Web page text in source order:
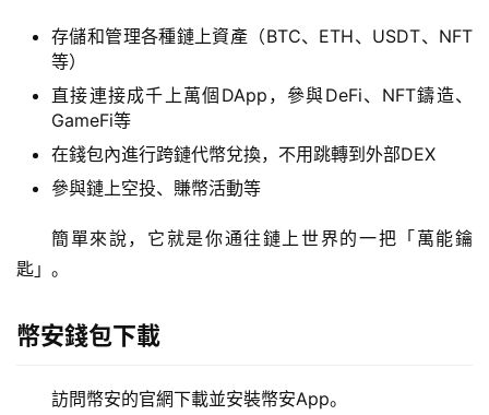
存儲和管理各種鏈上資產（BTC、ETH、USDT、NFT
等）
直接連接成千上萬個DApp，參與DeFi、NFT鑄造、
GameFi等
在錢包內進行跨鏈代幣兌換，不用跳轉到外部DEX
參與鏈上空投、賺幣活動等
簡單來說，它就是你通往鏈上世界的一把「萬能鑰
匙」。
幣安錢包下載
訪問幣安的官網下載並安裝幣安App。